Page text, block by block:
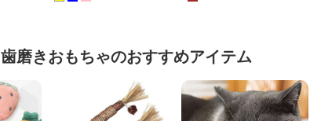
歯磨きおもちゃのおすすめアイテム